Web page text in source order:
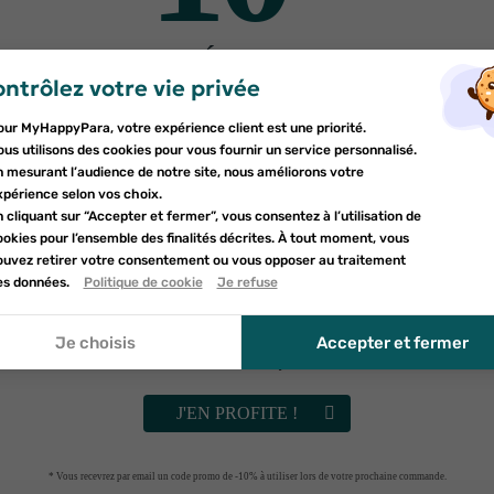
GRANIONS
Chrome 250 µg
10 €43
RUPTURE DE STOCK
PILEJE
14 €39
RUPTURE DE STOCK
ce produit ont
à ma liste d'envies
Créer une nouvelle liste
une liste d'envies
de la liste d'envies
devez être connecté pour ajouter des produits à votre liste d'envies.
votre vie privée
MyHappyPara, votre expérience client est une priorité.
utilisons des cookies pour vous fournir un service personnalisé.
mesurant l’audience de notre site, nous améliorons votre
selon vos choix.
cliquant sur “Accepter et fermer”, vous consentez à l’utilisation de
pour l’ensemble des finalités décrites. À tout moment, vous
retirer votre consentement ou vous opposer au traitement
données.
Politique de cookie Je refuse
Je choisis Accepter et fermer
DE RÉDUCTION
sur votre première commande
Inscrivez-vous à notre newsletter et profitez
d'une réduction sur votre première commande*
ce formulaire, j'accepte que les informations saisies soient
le cadre de ma demande et de la relation commerciale qui peut en
à la politique de confidentialité.
J'EN PROFITE !
* Vous recevrez par email un code promo de -10% à utiliser lors de votre prochaine commande.